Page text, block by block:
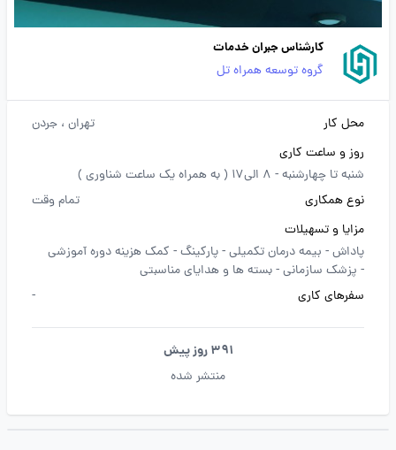
کارشناس جبران خدمات
گروه توسعه همراه تل
محل کار تهران ، جردن
روز و ساعت کاری
شنبه تا چهارشنبه - 8 الی17 ( به همراه یک ساعت شناوری )
نوع همکاری
تمام وقت
مزایا و تسهیلات
پاداش - بیمه درمان تکمیلی -پارکینگ - کمک هزینه دوره آموزشی
- پزشک سازمانی -بسته ها و هدایای مناسبتی
سفرهای کاری
-
391 روز پیش
منتشر شده